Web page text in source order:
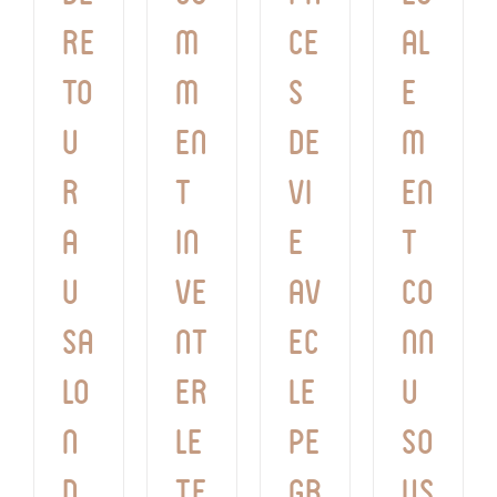
re
to
u
r
a
u
Sa
lo
n
m
m
en
t
in
ve
nt
er
le
ce
s
de
vi
e
av
ec
le
pe
al
e
m
en
t
co
nn
u
so